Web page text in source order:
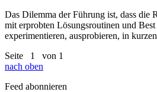
Das Dilemma der Führung ist, dass die
mit erprobten Lösungsroutinen und
experimentieren, ausprobieren, in
Seite 1
von 1
nach oben
Feed abonnieren